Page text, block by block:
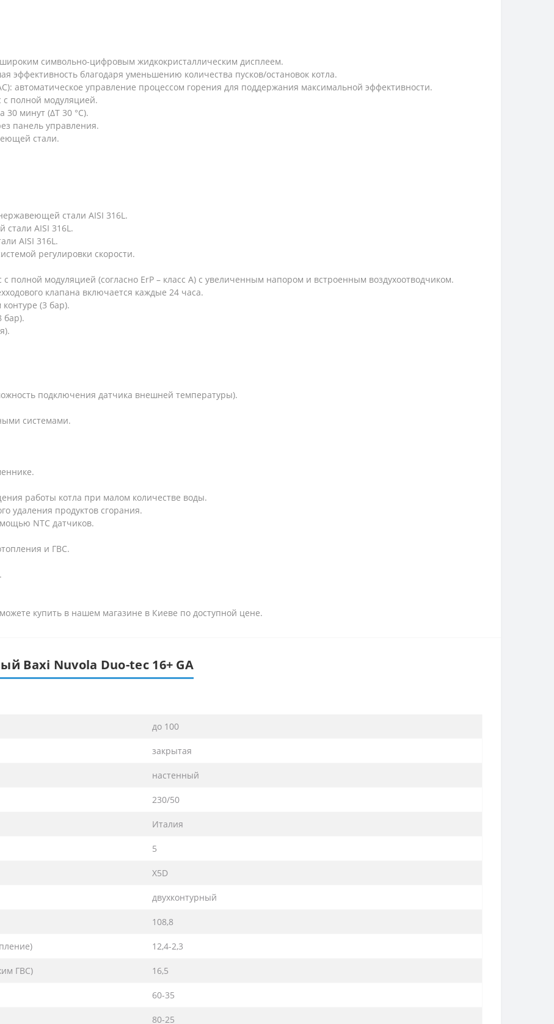
символьно-цифровым жидкокристаллическим дисплеем.
эффективность благодаря уменьшению количества пусков/остановок котла.
автоматическое управление процессом горения для поддержания максимальной эффективности.
полной модуляцией.
30 минут (ΔT 30 °C).
панель управления.
стали.
стали AISI 316L.
AISI 316L.
AISI 316L.
регулировки скорости.
полной модуляцией (согласно ErP – класс A) с увеличенным напором и встроенным воздухоотводчиком.
клапана включается каждые 24 часа.
(3 бар).
бар).
подключения датчика внешней температуры).
системами.
работы котла при малом количестве воды.
удаления продуктов сгорания.
NTC датчиков.
и ГВС.
купить в нашем магазине в Киеве по доступной цене.
Baxi Nuvola Duo-tec 16+ GA
до 100
закрытая
настенный
230/50
Италия
5
X5D
двухконтурный
108,8
12,4-2,3
ГВС) 16,5
60-35
80-25